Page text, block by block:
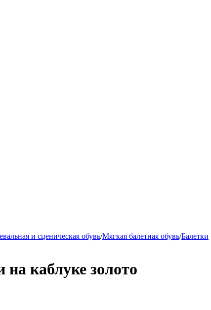
и сценическая обувь/Мягкая балетная обувь/Балетки
каблуке золото